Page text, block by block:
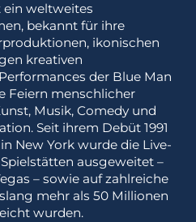
ein weltweites
bekannt für ihre
ikonischen
kreativen
der Blue Man
Feiern menschlicher
Musik, Comedy und
Seit ihrem Debüt 1991
New York wurde die Live-
ausgeweitet –
– sowie auf zahlreiche
mehr als 50 Millionen
wurden.